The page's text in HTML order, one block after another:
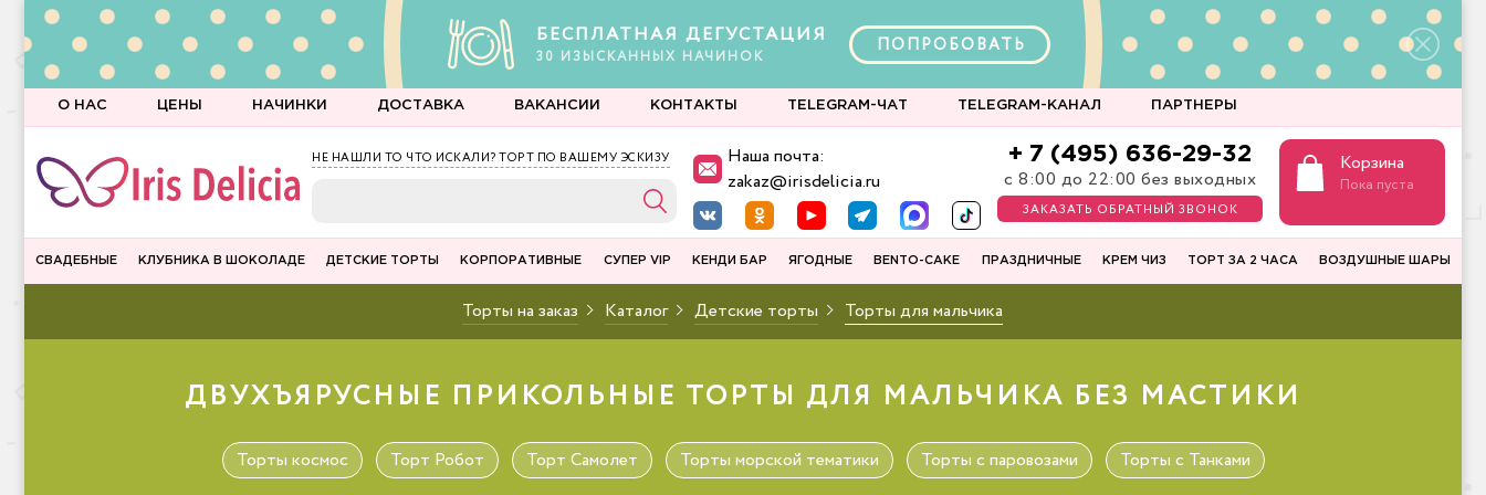
БЕСПЛАТНАЯ ДЕГУСТАЦИЯ
30 ИЗЫСКАННЫХ НАЧИНОК
ПОПРОБОВАТЬ
О НАС ЦЕНЫ НАЧИНКИ ДОСТАВКА ВАКАНСИИ КОНТАКТЫ TELEGRAM-ЧАТ TELEGRAM-КАНАЛ ПАРТНЕРЫ
НЕ НАШЛИ ТО ЧТО ИСКАЛИ? ТОРТ ПО ВАШЕМУ ЭСКИЗУ
Наша почта:
zakaz@irisdelicia.ru
+ 7 (495) 636-29-32
с 8:00 до 22:00 без выходных
ЗАКАЗАТЬ ОБРАТНЫЙ ЗВОНОК
Корзина
Пока пуста
СВАДЕБНЫЕ КЛУБНИКА В ШОКОЛАДЕ ДЕТСКИЕ ТОРТЫ КОРПОРАТИВНЫЕ СУПЕР VIP КЕНДИ БАР ЯГОДНЫЕ BENTO-CAKE ПРАЗДНИЧНЫЕ КРЕМ ЧИЗ ТОРТ ЗА 2 ЧАСА ВОЗДУШНЫЕ ШАРЫ
Торты на заказ Каталог Детские торты Торты для мальчика
ДВУХЪЯРУСНЫЕ ПРИКОЛЬНЫЕ ТОРТЫ ДЛЯ МАЛЬЧИКА БЕЗ МАСТИКИ
Торты космос Торт Робот Торт Самолет Торты морской тематики Торты с паровозами Торты с Танками